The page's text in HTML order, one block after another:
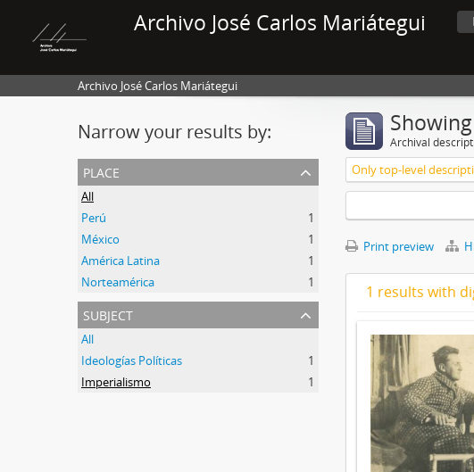
Archivo José Carlos Mariátegui
Archivo José Carlos Mariátegui
Narrow your results by:
place
All
Perú
1
México
1
América Latina
1
Norteamérica
1
subject
All
Ideologías Políticas
1
Imperialismo
1
Archival
Only top-level
Print preview
1 results with